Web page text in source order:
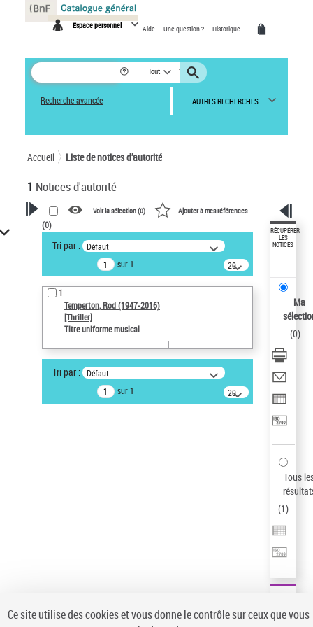
Espace personnel Aide Une question ? Historique
Tout
Recherche avancée AUTRES RECHERCHES
Accueil Liste de notices d’autorité
1 Notices d'autorité
VOTRE RECHERCHE
Recherche avancée dans les
notices d’autorité
Œuvres liées à l'auteur :
Temperton, Rod (1947-2016)
Type de notice d'autorité
Œuvre
Auteur d’œuvre
Voir la sélection (0) Ajouter à mes références
(0)
Tri par : Défaut
sur 1
20
résultats/page
1
Temperton, Rod (1947-2016)
[Thriller]
Titre uniforme musical
Tri par : Défaut
sur 1
20
résultats/page
RÉCUPÉRER
LES
NOTICES
Ma
(0)
Tous
(1)
Panneau de gestion des cookies
Ce site utilise des cookies et vous donne le contrôle sur ceux que vous